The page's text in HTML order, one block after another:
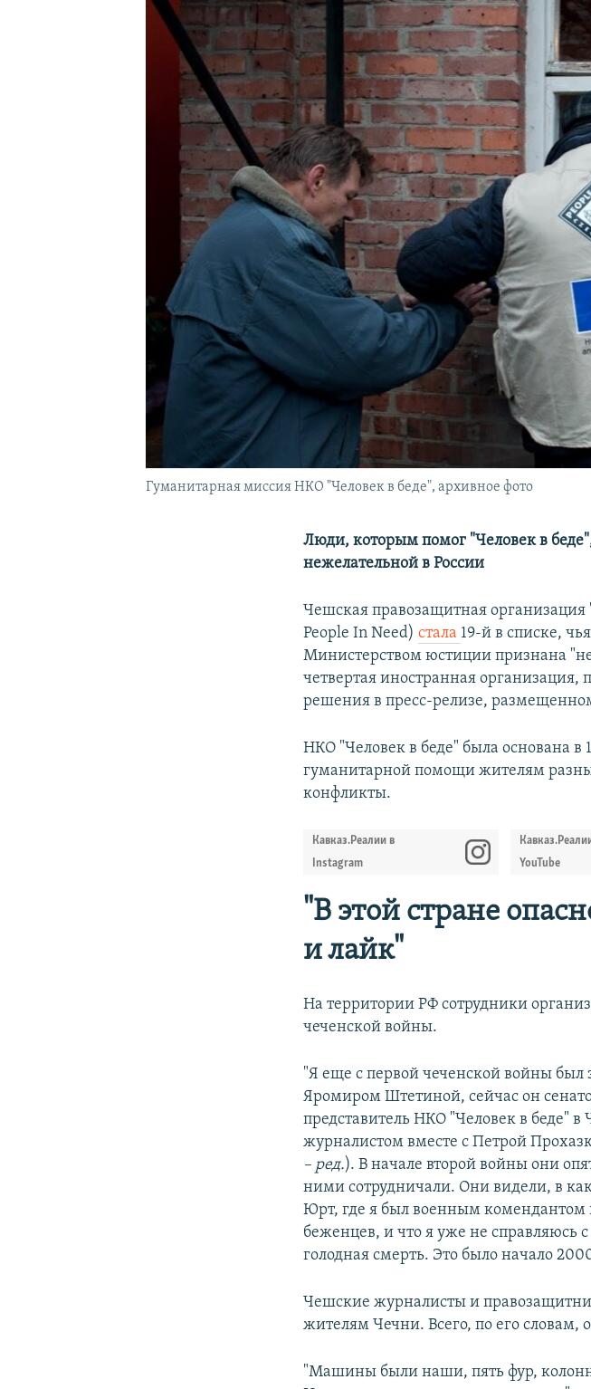
ПОДПИШИТЕСЬ НА РАССЫЛКУ
Гуманитарная миссия НКО "Человек в беде", архивное фото
Люди, которым помог "Человек в
нежелательной в России
Чешская правозащитная организация
People In Need)стала 19-й в списке,
Министерством юстиции признана
четвертая иностранная
решения в пресс-релизе,
НКО "Человек в беде" была основана в
гуманитарной помощи жителям
конфликты.
Кавказ.Реалии в
Instagram
YouTube
"В этой стране
и лайк"
На территории РФ сотрудники
чеченской войны.
"Я еще с первой чеченской войны был
Яромиром Штетиной, сейчас он
представитель НКО "Человек в беде" в
журналистом вместе с Петрой
– ред.). В начале второй войны они
ними сотрудничали. Они видели, в
Юрт, где я был военным комендантом
беженцев, и что я уже не справляюсь
голодная смерть. Это было начало
Чешские журналисты и
жителям Чечни. Всего, по его словам,
"Машины были наши, пять фур,